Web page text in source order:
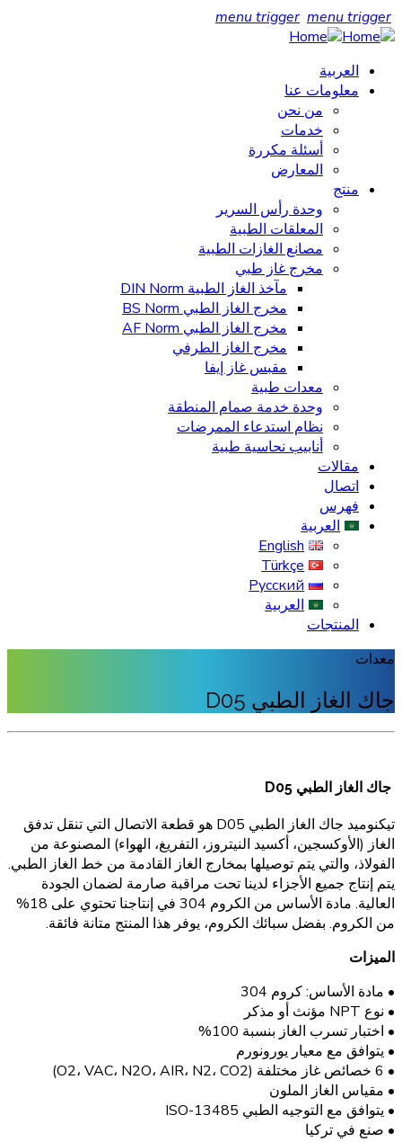
menu trigger menu trigger
العربية
معلومات عنا
من نحن
خدمات
أسئلة مكررة
المعارض
منتج
وحدة رأس السرير
المعلقات الطبية
مصانع الغازات الطبية
مخرج غاز طبي
مآخذ الغاز الطبية DIN Norm
مخرج الغاز الطبي BS Norm
مخرج الغاز الطبي AF Norm
مخرج الغاز الطرفي
مقبس غاز إيفا
معدات طبية
وحدة خدمة صمام المنطقة
نظام استدعاء الممرضات
أنابيب نحاسية طبية
مقالات
اتصال
فهرس
العربية
English
Türkçe
Русский
العربية
المنتجات
معدات
جاك الغاز الطبي D05
جاك الغاز الطبي D05
تيكنوميد جاك الغاز الطبي D05 هو قطعة الاتصال التي تنقل تدفق
الغاز (الأوكسجين، أكسيد النيتروز، التفريغ، الهواء) المصنوعة من
الفولاذ، والتي يتم توصيلها بمخارج الغاز القادمة من خط الغاز الطبي.
يتم إنتاج جميع الأجزاء لدينا تحت مراقبة صارمة لضمان الجودة
العالية. مادة الأساس من الكروم 304 في إنتاجنا تحتوي على 18%
من الكروم. بفضل سبائك الكروم، يوفر هذا المنتج متانة فائقة.
الميزات
• مادة الأساس: كروم 304
• نوع NPT مؤنث أو مذكر
• اختبار تسرب الغاز بنسبة 100%
• يتوافق مع معيار يورونورم
• 6 خصائص غاز مختلفة (O2، VAC، N2O، AIR، N2، CO2)
• مقياس الغاز الملون
• يتوافق مع التوجيه الطبي ISO-13485
• صنع في تركيا